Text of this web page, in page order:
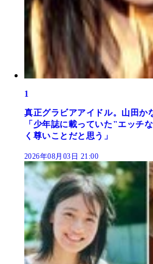
1
真正グラビアアイドル。山田か
「少年誌に載っていた"エッチ
く尊いことだと思う」
2026年08月03日 21:00